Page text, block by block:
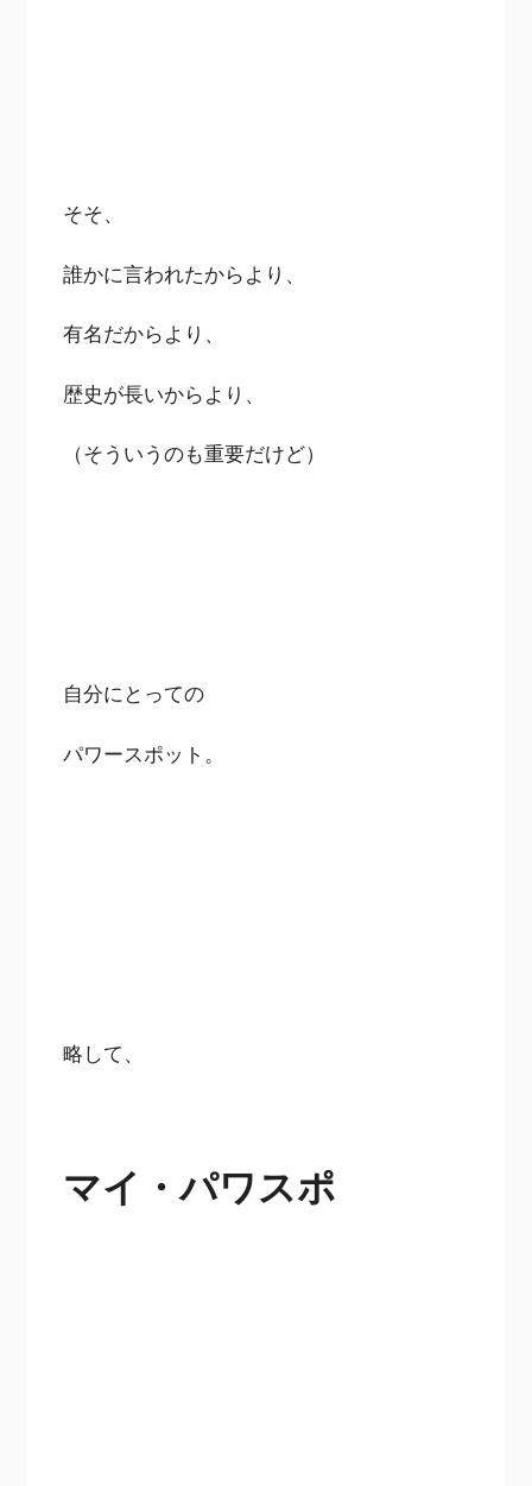
そそ、
誰かに言われたからより、
有名だからより、
歴史が長いからより、
（そういうのも重要だけど）
自分にとっての
パワースポット。
略して、
マイ・パワスポ